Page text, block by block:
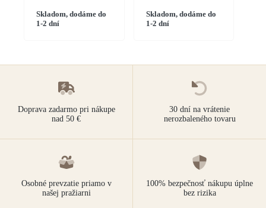
Skladom, dodáme do
1-2 dní
Skladom, dodáme do
1-2 dní
Doprava zadarmo pri nákupe
nad 50 €
30 dní na vrátenie
nerozbaleného tovaru
Osobné prevzatie priamo v
našej pražiarni
100% bezpečnosť nákupu úplne
bez rizika